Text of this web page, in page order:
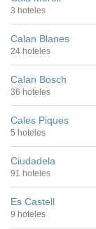
3 hoteles
Calan Blanes
24 hoteles
Calan Bosch
36 hoteles
Cales Piques
5 hoteles
Ciudadela
91 hoteles
Es Castell
9 hoteles